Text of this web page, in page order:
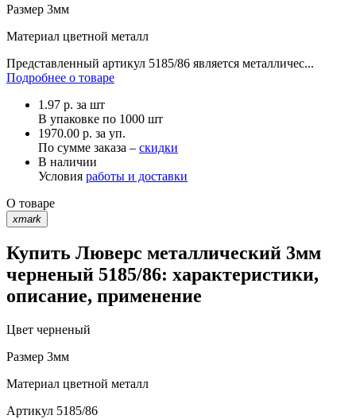
Размер 3мм
Материал цветной металл
Представленный артикул 5185/86 является металличес...
Подробнее о товаре
1.97 р. за шт
В упаковке по 1000 шт
1970.00 р. за уп.
По сумме заказа – скидки
В наличии
Условия работы и доставки
О товаре
xmark
Купить Люверс металлический 3мм
черненый 5185/86: характеристики,
описание, применение
Цвет черненый
Размер 3мм
Материал цветной металл
Артикул 5185/86